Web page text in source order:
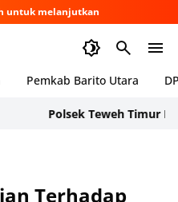
untuk melanjutkan
Pemkab Barito Utara
Polsek Teweh Timur
Terhadap